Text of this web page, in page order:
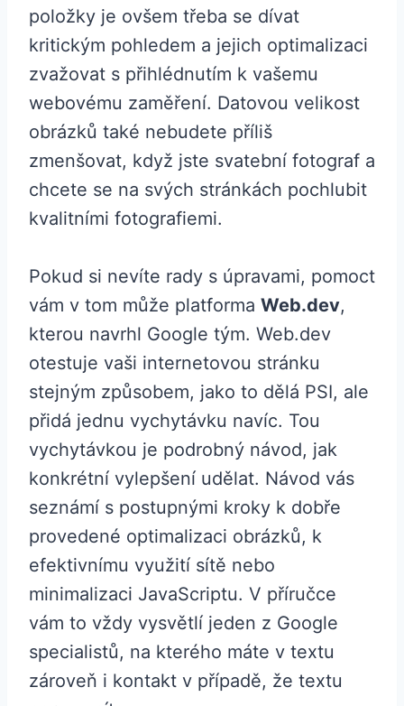
položky je ovšem třeba se dívat
kritickým pohledem a jejich optimalizaci
zvažovat s přihlédnutím k vašemu
webovému zaměření. Datovou velikost
obrázků také nebudete příliš
zmenšovat, když jste svatební fotograf a
chcete se na svých stránkách pochlubit
kvalitními fotografiemi.
Pokud si nevíte rady s úpravami, pomoct
vám v tom může platforma Web.dev,
kterou navrhl Google tým. Web.dev
otestuje vaši internetovou stránku
stejným způsobem, jako to dělá PSI, ale
přidá jednu vychytávku navíc. Tou
vychytávkou je podrobný návod, jak
konkrétní vylepšení udělat. Návod vás
seznámí s postupnými kroky k dobře
provedené optimalizaci obrázků, k
efektivnímu využití sítě nebo
minimalizaci JavaScriptu. V příručce
vám to vždy vysvětlí jeden z Google
specialistů, na kterého máte v textu
zároveň i kontakt v případě, že textu